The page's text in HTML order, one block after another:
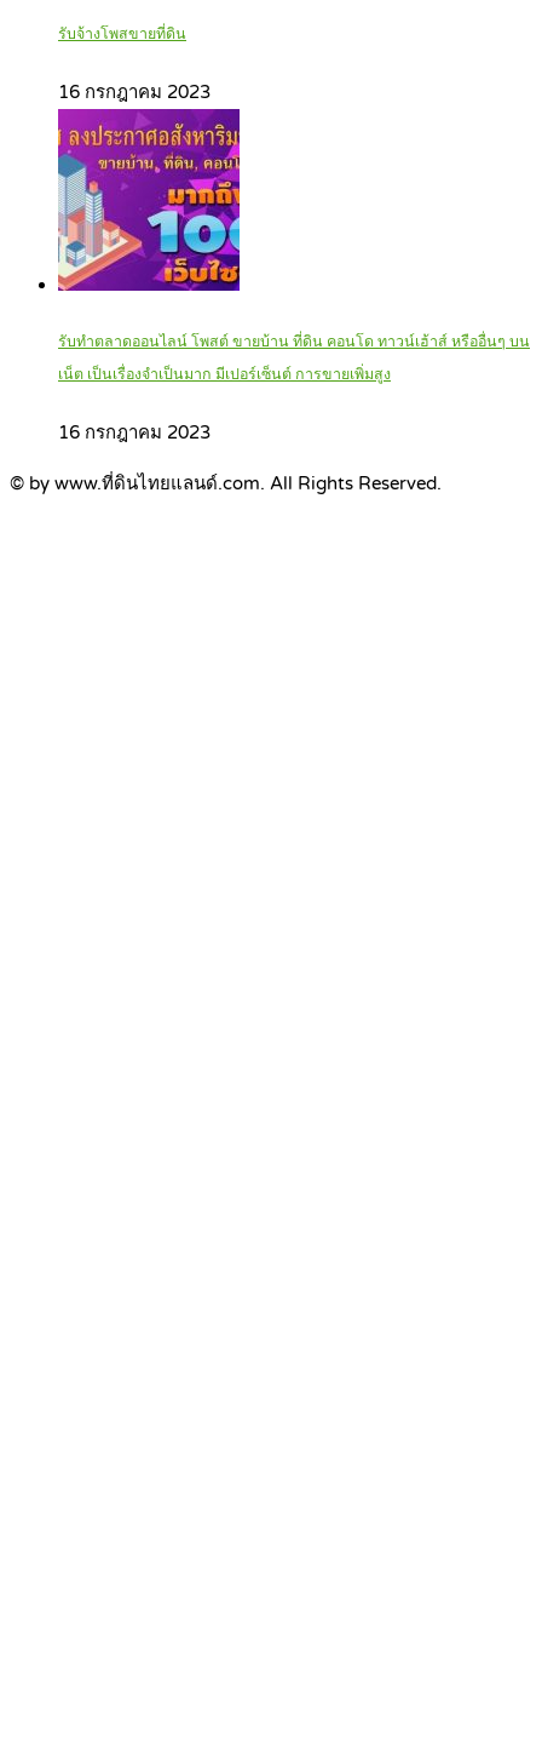
รับจ้างโพสขายที่ดิน
16 กรกฎาคม 2023
รับทำตลาดออนไลน์ โพสต์ ขายบ้าน ที่ดิน คอนโด ทาวน์เฮ้าส์ หรืออื่นๆ บน
เน็ต เป็นเรื่องจำเป็นมาก มีเปอร์เซ็นต์ การขายเพิ่มสูง
16 กรกฎาคม 2023
© by www.ที่ดินไทยแลนด์.com. All Rights Reserved.